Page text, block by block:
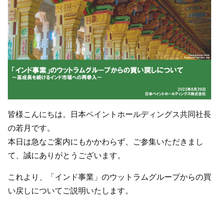
皆様こんにちは。日本ペイントホールディングス共同社長
の若月です。
本日は急なご案内にもかかわらず、ご参集いただきまし
て、誠にありがとうございます。
これより、「インド事業」のウットラムグループからの買
い戻しについてご説明いたします。